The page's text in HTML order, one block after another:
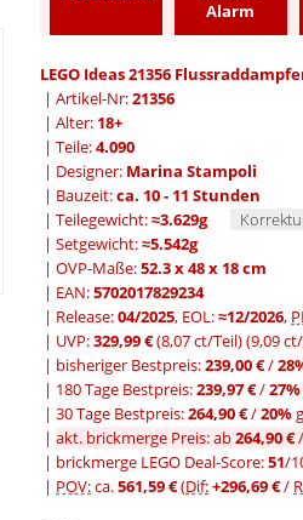
Alarm
LEGO Ideas 21356
| Artikel-Nr:21356
| Alter: 18+
| Teile:4.090
| Designer: Marina Stampoli
| Bauzeit:ca. 10 - 11 Stunden
| Teilegewicht:≈3.629g
| Setgewicht:≈5.542g
| OVP-Maße:52.3 x 48 x 18 cm
| EAN:5702017829234
| Release:04/2025, EOL:≈12/2026,
| UVP:329,99 €(8,07 ct/Teil)(9,09
| bisheriger Bestpreis:239,00 €/
| 180 Tage Bestpreis:239,97 €/27%
| 30 Tage Bestpreis:264,90 €/20%
| akt. brickmerge Preis: ab264,90 €/
| brickmerge LEGO Deal-Score:51/
| POV:ca.561,59 €(Dif:+296,69 €/